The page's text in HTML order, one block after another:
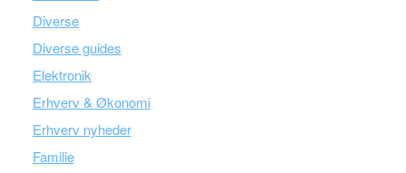
Diverse
Diverse guides
Elektronik
Erhverv & Økonomi
Erhverv nyheder
Familie